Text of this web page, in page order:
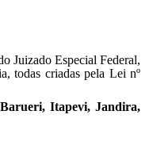
Juizado Especial Federal,
todas criadas pela Lei nº
Itapevi, Jandira,